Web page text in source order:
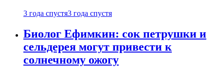
3 года спустя3 года спустя
Биолог Ефимкин: сок петрушки и
сельдерея могут привести к
солнечному ожогу